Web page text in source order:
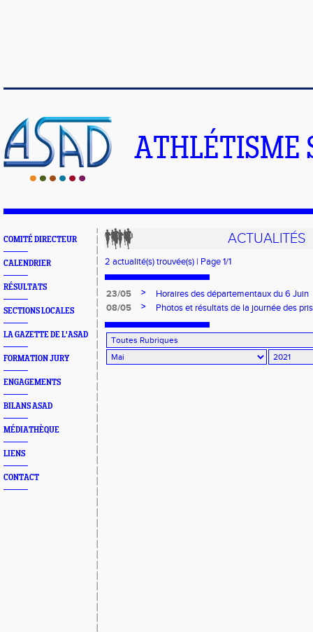
ATHLÉTISME
COMITÉ DIRECTEUR
CALENDRIER
RÉSULTATS
SECTIONS LOCALES
LA GAZETTE DE L'ASAD
FORMATION JURY
ENGAGEMENTS
BILANS ASAD
MÉDIATHÈQUE
LIENS
CONTACT
ACTUALITÉS
2 actualité(s) trouvée(s) | Page 1/1
23/05 >
Horaires des départementaux du 6 Juin
08/05
> Photos et résultats de la journée des